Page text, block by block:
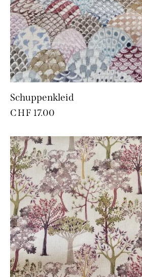
Schuppenkleid
CHF 17.00